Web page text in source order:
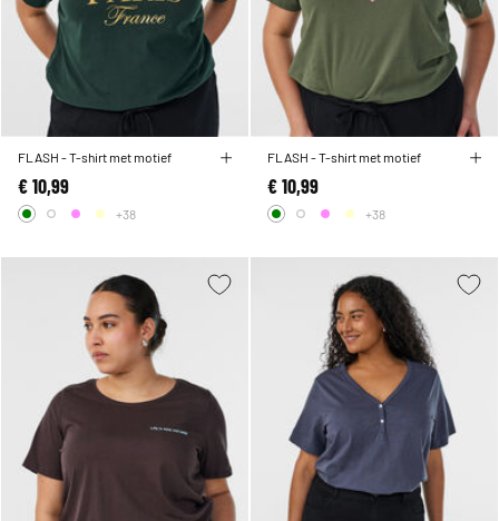
FLASH - T-shirt met motief
€ 10,99
+38
FLASH - T-shirt met motief
€ 10,99
+38